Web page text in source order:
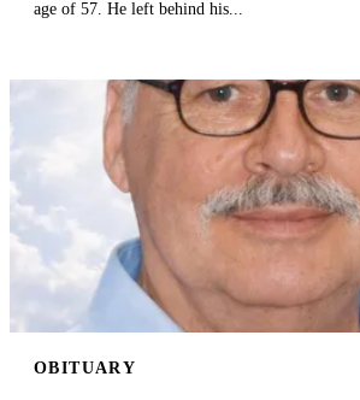
age of 57. He left behind his...
OBITUARY